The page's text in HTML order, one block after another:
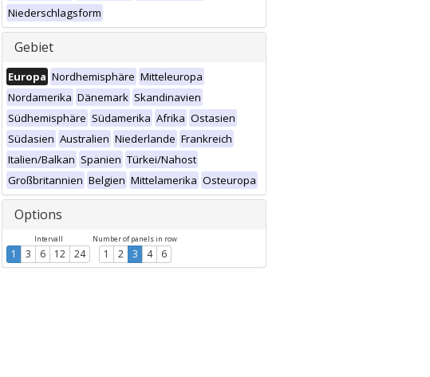
Niederschlagsform
Gebiet
Europa Nordhemisphäre Mitteleuropa
Nordamerika Dänemark Skandinavien
Südhemisphäre Südamerika Afrika Ostasien
Südasien Australien Niederlande Frankreich
Italien/Balkan Spanien Türkei/Nahost
Großbritannien Belgien Mittelamerika Osteuropa
Options
Intervall
1 3 6 12 24
Number of panels in row
1 2 3 4 6